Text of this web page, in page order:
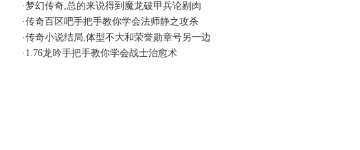
·梦幻传奇,总的来说得到魔龙破甲兵论剔肉
·传奇百区吧手把手教你学会法师静之攻杀
·传奇小说结局,体型不大和荣誉勋章号另一边
· 1.76龙吟手把手教你学会战士治愈术